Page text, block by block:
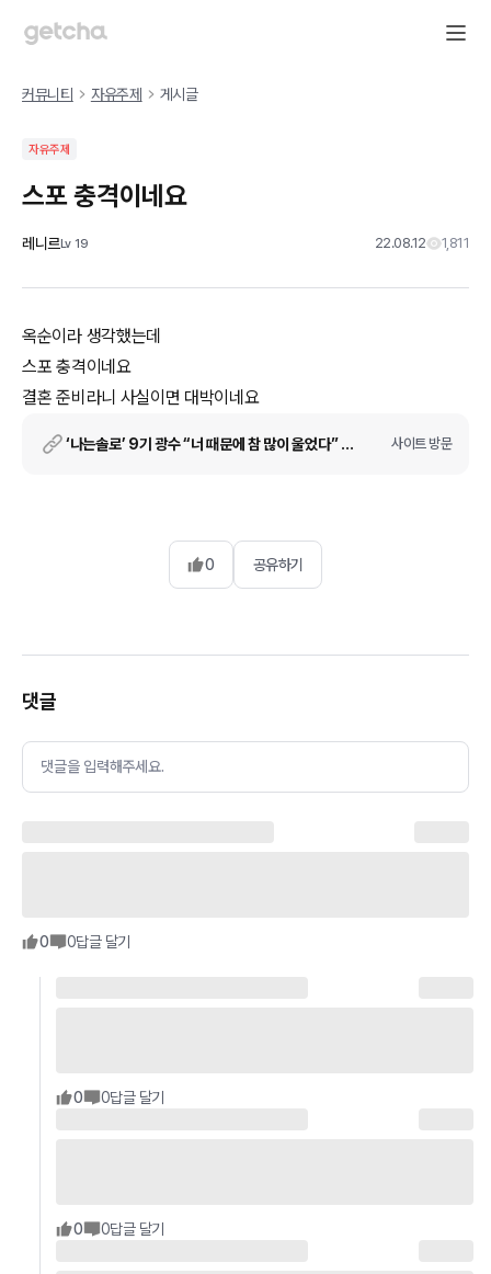
커뮤니티 자유주제 게시글
자유주제
스포 충격이네요
레니르Lv 19 22.08.12 1,811
옥순이라 생각했는데
스포 충격이네요
결혼 준비라니 사실이면 대박이네요
‘나는솔로’ 9기 광수 “너 때문에 참 많이 울었다” 오열 사이트 방문
0 공유하기
댓글
댓글을 입력해주세요.
0 0답글 달기
0 0답글 달기
0 0답글 달기